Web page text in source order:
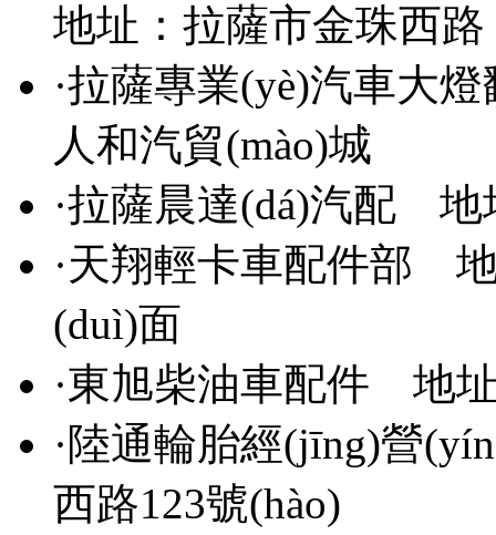
地址：拉薩市金珠西路
·拉薩專業(yè)汽車大
人和汽貿(mào)城
·拉薩晨達(dá)汽配 地
·天翔輕卡車配件部 地
(duì)面
·東旭柴油車配件 地址
·陸通輪胎經(jīng)營
西路123號(hào)